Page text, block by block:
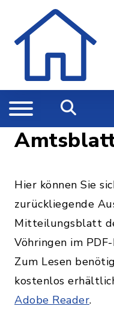
Hier können Sie
zurückliegende
Mitteilungsblatt
Vöhringen im
Zum Lesen
kostenlos
Adobe Reader.